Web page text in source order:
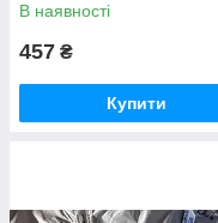
В наявності
457 ₴
Купити